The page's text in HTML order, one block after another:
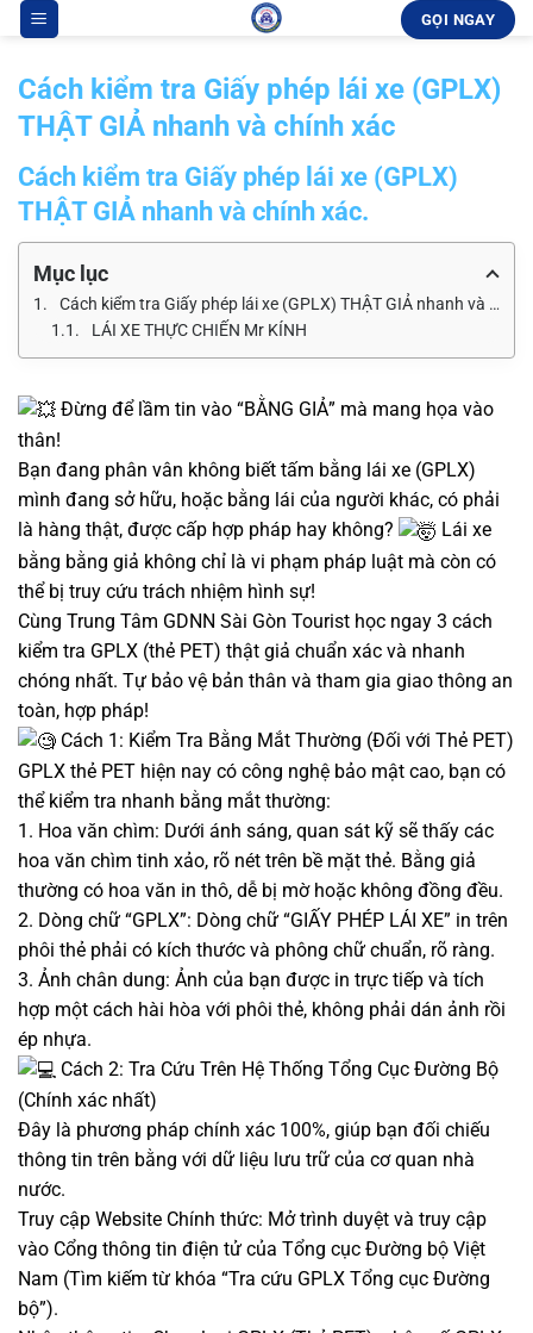
qua
nội
dung
GỌI NGAY
Cách kiểm tra Giấy phép lái xe (GPLX)
THẬT GIẢ nhanh và chính xác
Cách kiểm tra Giấy phép lái xe (GPLX)
THẬT GIẢ nhanh và chính xác.
Mục lục
Cách kiểm tra Giấy phép lái xe (GPLX) THẬT GIẢ nhanh và chính xác.
LÁI XE THỰC CHIẾN Mr KÍNH
Đừng để lầm tin vào “BẰNG GIẢ” mà mang họa vào
thân!
Bạn đang phân vân không biết tấm bằng lái xe (GPLX)
mình đang sở hữu, hoặc bằng lái của người khác, có phải
là hàng thật, được cấp hợp pháp hay không?
Lái xe
bằng bằng giả không chỉ là vi phạm pháp luật mà còn có
thể bị truy cứu trách nhiệm hình sự!
Cùng Trung Tâm GDNN Sài Gòn Tourist học ngay 3 cách
kiểm tra GPLX (thẻ PET) thật giả chuẩn xác và nhanh
chóng nhất. Tự bảo vệ bản thân và tham gia giao thông an
toàn, hợp pháp!
Cách 1: Kiểm Tra Bằng Mắt Thường (Đối với Thẻ PET)
GPLX thẻ PET hiện nay có công nghệ bảo mật cao, bạn có
thể kiểm tra nhanh bằng mắt thường:
1. Hoa văn chìm: Dưới ánh sáng, quan sát kỹ sẽ thấy các
hoa văn chìm tinh xảo, rõ nét trên bề mặt thẻ. Bằng giả
thường có hoa văn in thô, dễ bị mờ hoặc không đồng đều.
2. Dòng chữ “GPLX”: Dòng chữ “GIẤY PHÉP LÁI XE” in trên
phôi thẻ phải có kích thước và phông chữ chuẩn, rõ ràng.
3. Ảnh chân dung: Ảnh của bạn được in trực tiếp và tích
hợp một cách hài hòa với phôi thẻ, không phải dán ảnh rồi
ép nhựa.
Cách 2: Tra Cứu Trên Hệ Thống Tổng Cục Đường Bộ
(Chính xác nhất)
Đây là phương pháp chính xác 100%, giúp bạn đối chiếu
thông tin trên bằng với dữ liệu lưu trữ của cơ quan nhà
nước.
Truy cập Website Chính thức: Mở trình duyệt và truy cập
vào Cổng thông tin điện tử của Tổng cục Đường bộ Việt
Nam (Tìm kiếm từ khóa “Tra cứu GPLX Tổng cục Đường
bộ”).